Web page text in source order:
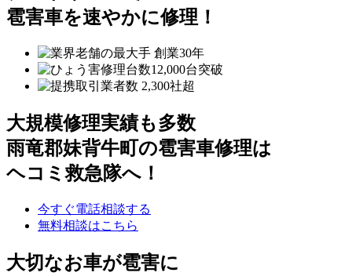
雹害車を速やかに修理！
大規模修理実績も多数
雨竜郡妹背牛町の雹害車修理は
ヘコミ救急隊へ！
今すぐ電話相談する
無料相談はこちら
大切なお車が雹害に